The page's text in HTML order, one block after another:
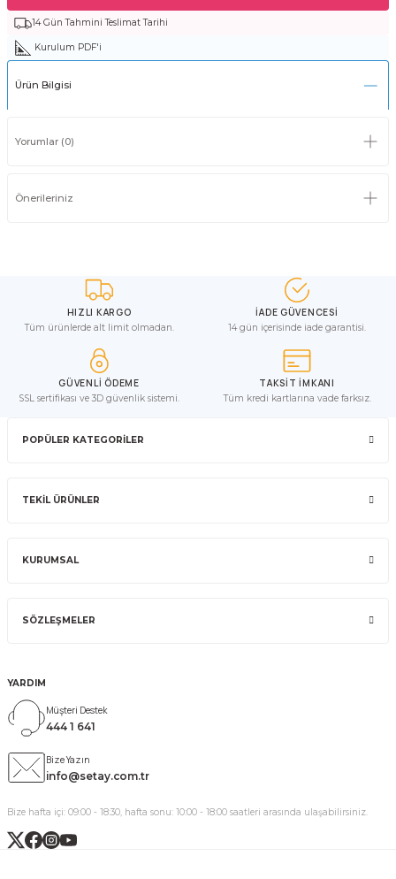
14 Gün Tahmini Teslimat Tarihi
Kurulum PDF'i
Ürün Bilgisi
Yorumlar (0)
Önerileriniz
HIZLI KARGO
Tüm ürünlerde alt limit olmadan.
İADE GÜVENCESİ
14 gün içerisinde iade garantisi.
GÜVENLİ ÖDEME
SSL sertifikası ve 3D güvenlik sistemi.
TAKSİT İMKANI
Tüm kredi kartlarına vade farksız.
POPÜLER KATEGORİLER
TEKİL ÜRÜNLER
KURUMSAL
SÖZLEŞMELER
YARDIM
Müşteri Destek
444 1 641
Bize Yazın
info@setay.com.tr
Bize hafta içi: 09:00 - 18:30, hafta sonu: 10:00 - 18:00 saatleri arasında ulaşabilirsiniz.